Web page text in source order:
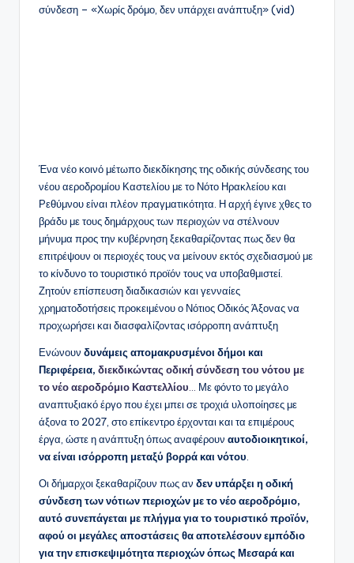
σύνδεση – «Χωρίς δρόμο, δεν υπάρχει ανάπτυξη» (vid)
Ένα νέο κοινό μέτωπο διεκδίκησης της οδικής σύνδεσης του
νέου αεροδρομίου Καστελίου με το Νότο Ηρακλείου και
Ρεθύμνου είναι πλέον πραγματικότητα. Η αρχή έγινε χθες το
βράδυ με τους δημάρχους των περιοχών να στέλνουν
μήνυμα προς την κυβέρνηση ξεκαθαρίζοντας πως δεν θα
επιτρέψουν οι περιοχές τους να μείνουν εκτός σχεδιασμού με
το κίνδυνο το τουριστικό προϊόν τους να υποβαθμιστεί.
Ζητούν επίσπευση διαδικασιών και γενναίες
χρηματοδοτήσεις προκειμένου ο Νότιος Οδικός Άξονας να
προχωρήσει και διασφαλίζοντας ισόρροπη ανάπτυξη
Ενώνουν δυνάμεις απομακρυσμένοι δήμοι και
Περιφέρεια, διεκδικώντας οδική σύνδεση του νότου με
το νέο αεροδρόμιο Καστελλίου
Με φόντο το μεγάλο
αναπτυξιακό έργο που έχει μπει σε τροχιά υλοποίησες με
άξονα το 2027, στο επίκεντρο έρχονται και τα επιμέρους
έργα, ώστε η ανάπτυξη όπως αναφέρουν αυτοδιοικητικοί,
να είναι ισόρροπη μεταξύ βορρά και νότου
Οι δήμαρχοι ξεκαθαρίζουν πως αν δεν υπάρξει η οδική
σύνδεση των νότιων περιοχών με το νέο αεροδρόμιο,
αυτό συνεπάγεται με πλήγμα για το τουριστικό προϊόν,
αφού οι μεγάλες αποστάσεις θα αποτελέσουν εμπόδιο
για την επισκεψιμότητα περιοχών όπως Μεσαρά και